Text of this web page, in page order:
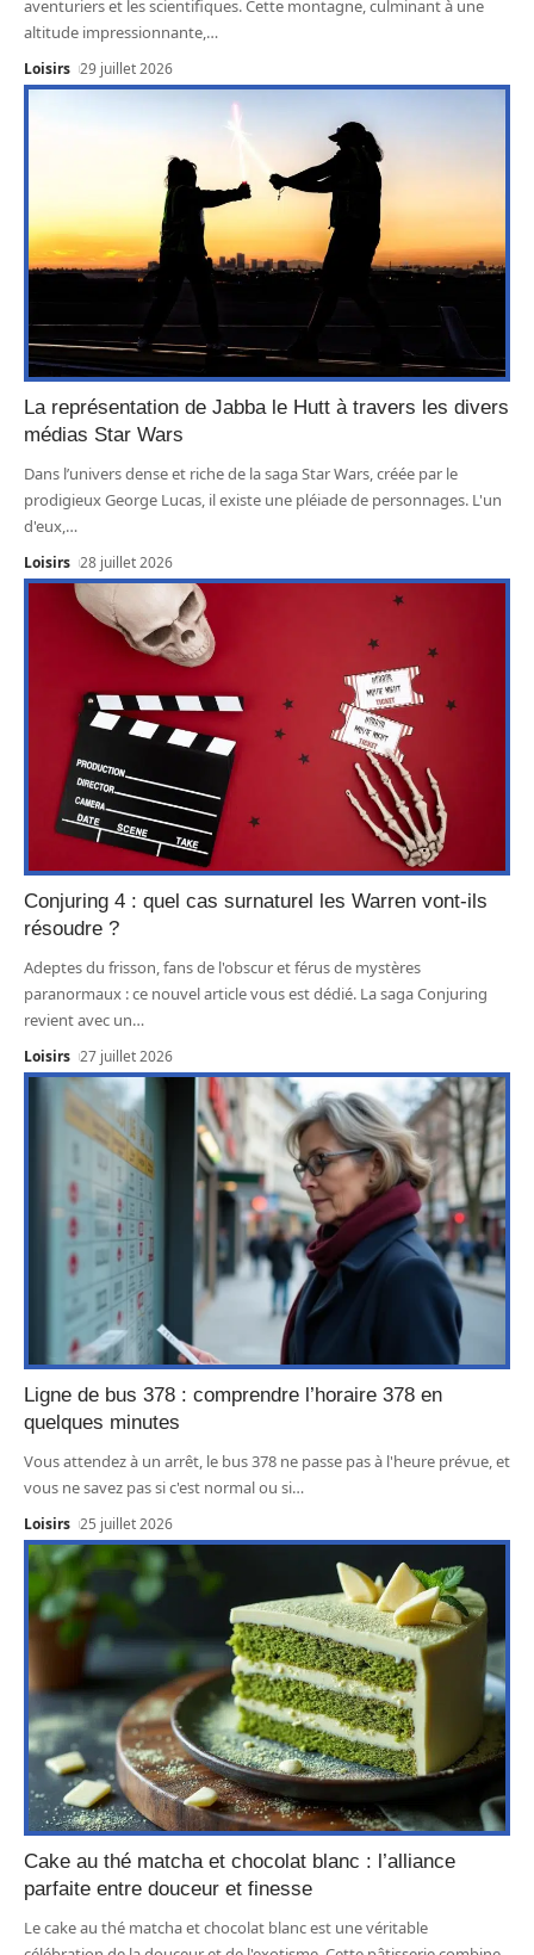
aventuriers et les scientifiques. Cette montagne, culminant à une
altitude impressionnante,…
Loisirs 29 juillet 2026
La représentation de Jabba le Hutt à travers les divers
médias Star Wars
Dans l’univers dense et riche de la saga Star Wars, créée par le
prodigieux George Lucas, il existe une pléiade de personnages. L'un
d'eux,…
Loisirs 28 juillet 2026
Conjuring 4 : quel cas surnaturel les Warren vont-ils
résoudre ?
Adeptes du frisson, fans de l'obscur et férus de mystères
paranormaux : ce nouvel article vous est dédié. La saga Conjuring
revient avec un…
Loisirs 27 juillet 2026
Ligne de bus 378 : comprendre l’horaire 378 en
quelques minutes
Vous attendez à un arrêt, le bus 378 ne passe pas à l'heure prévue, et
vous ne savez pas si c'est normal ou si…
Loisirs 25 juillet 2026
Cake au thé matcha et chocolat blanc : l’alliance
parfaite entre douceur et finesse
Le cake au thé matcha et chocolat blanc est une véritable